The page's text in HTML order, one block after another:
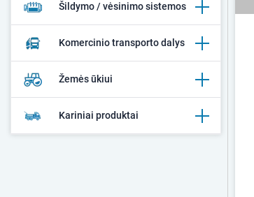
Šildymo / vėsinimo sistemos
Komercinio transporto dalys
Žemės ūkiui
Kariniai produktai